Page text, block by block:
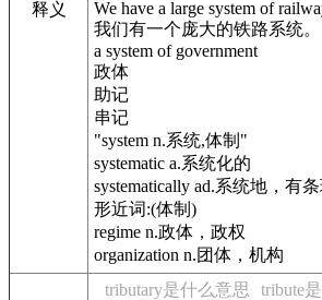
释义
We have a large system of
我们有一个庞大的铁路系统。
a system of government
政体
助记
串记
"system n.系统,体制"
systematic a.系统化的
systematically ad.系统地，有
形近词:(体制)
regime n.政体，政权
organization n.团体，机构
tributary是什么意思
tribute